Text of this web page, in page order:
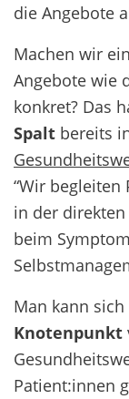
die Angebote
Machen wir
Angebote wie
konkret? Das
Spalt bereits
“Wir
in der
beim
Man kann
Knotenpunkt
Patient:innen